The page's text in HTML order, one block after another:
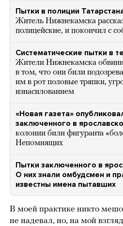
Пытки в полиции
Житель Нижнекамска
полицейские, и покончил с
Систематические пытки в
Жители Нижнекамска
в том, что они били
им в рот половые тряпки,
изнасилованием
«Новая газета»
заключенного в
колонии били фигуранта
Непомнящих
Пытки заключенного в
О них знали омбудсмен и
известны имена пытавших
В моей практике никто
не надевал, но, на мой